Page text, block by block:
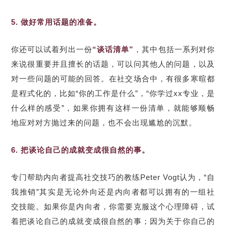
5. 做好常用话题的准备。
你还可以试着列出一份“谈话清单” ，其中包括一系列对你
来说很重要并且擅长的话题，可以问其他人的问题，以及
对一些问题的可能的回答。在社交场合中，有很多寒暄都
是程式化的，比如“你的工作是什么”，“你学过xx专业，是
什么样的感受”，如果你拥有这样一份清单，就能够顺畅
地应对对方抛过来的问题，也不会出现尴尬的沉默。
6. 把谈论自己的成就变成很自然的事。
专门帮助内向者提高社交技巧的教练Peter Vogt认为，“自
我推销”其实是无论外向还是内向者都可以拥有的一组社
交技能。如果你是内向者，你需要克服这个心理障碍，试
着把谈论自己的成就变成很自然的事；因为关于你自己的